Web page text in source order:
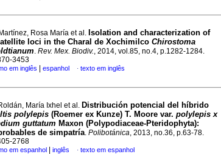
Rosa María et al. Isolation and characterization of
loci in the Charal de Xochimilco Chirostoma
. Rev. Mex. Biodiv., 2014, vol.85, no.4, p.1282-1284.
3453
em inglês espanhol · texto em inglês
María Ixhel et al. Distribución potencial del híbrido
polylepis (Roemer ex Kunze) T. Moore var. polylepis x
guttatum Maxon (Polypodiaceae-Pteridophyta):
de simpatría. Polibotánica, 2013, no.36, p.63-78.
2768
em espanhol inglês · texto em espanhol